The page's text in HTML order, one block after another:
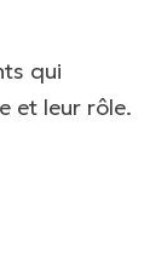
qui
et leur rôle.